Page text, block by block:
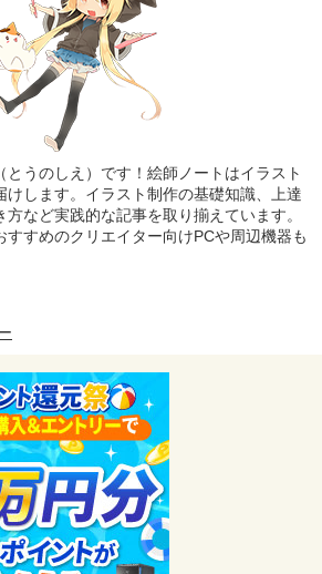
とうのしえ）です！絵師ノートはイラスト
けします。イラスト制作の基礎知識、上達
など実践的な記事を取り揃えています。
すすめのクリエイター向けPCや周辺機器も